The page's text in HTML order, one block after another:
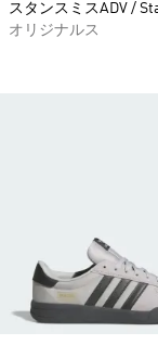
スタンスミスADV /
オリジナルス